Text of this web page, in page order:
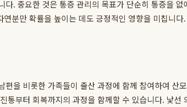
. 중요한 것은 통증 관리의 목표가 단순히 통증을
분만 확률을 높이는 데도 긍정적인 영향을 미칩니다.
을 비롯한 가족들이 출산 과정에 함께 참여하여
통부터 회복까지의 과정을 함께할 수 있습니다. 낯